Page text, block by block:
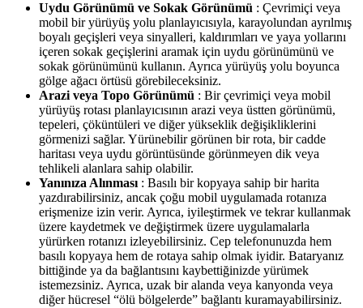
Uydu Görünümü ve Sokak Görünümü : Çevrimiçi veya
mobil bir yürüyüş yolu planlayıcısıyla, karayolundan ayrılmış
boyalı geçişleri veya sinyalleri, kaldırımları ve yaya yollarını
içeren sokak geçişlerini aramak için uydu görünümünü ve
sokak görünümünü kullanın. Ayrıca yürüyüş yolu boyunca
gölge ağacı örtüsü görebileceksiniz.
Arazi veya Topo Görünümü : Bir çevrimiçi veya mobil
yürüyüş rotası planlayıcısının arazi veya üstten görünümü,
tepeleri, çöküntüleri ve diğer yükseklik değişikliklerini
görmenizi sağlar. Yürünebilir görünen bir rota, bir cadde
haritası veya uydu görüntüsünde görünmeyen dik veya
tehlikeli alanlara sahip olabilir.
Yanınıza Alınması : Basılı bir kopyaya sahip bir harita
yazdırabilirsiniz, ancak çoğu mobil uygulamada rotanıza
erişmenize izin verir. Ayrıca, iyileştirmek ve tekrar kullanmak
üzere kaydetmek ve değiştirmek üzere uygulamalarla
yürürken rotanızı izleyebilirsiniz. Cep telefonunuzda hem
basılı kopyaya hem de rotaya sahip olmak iyidir. Bataryanız
bittiğinde ya da bağlantısını kaybettiğinizde yürümek
istemezsiniz. Ayrıca, uzak bir alanda veya kanyonda veya
diğer hücresel “ölü bölgelerde” bağlantı kuramayabilirsiniz.